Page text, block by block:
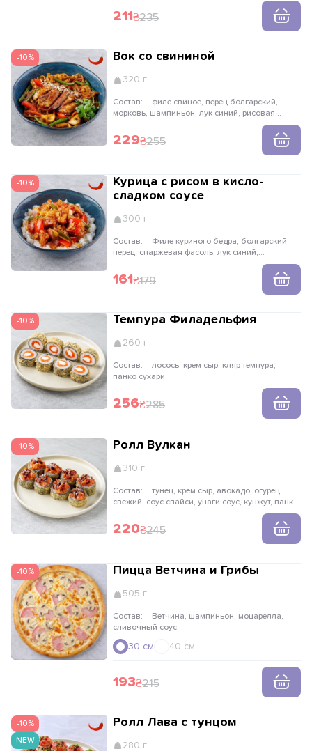
211 235
-10% Вок со свининой
320 г
Состав:
морковь, шампиньон, лук синий, рисовая
229 255
-10%
Курица с рисом в кисло-
сладком соусе
300 г
Состав:
перец, спаржевая фасоль, лук синий,
шампиньон, рис паровой, соус кисло-сладкий,
лук криспи, имбирь, чеснок
161 179
-10% Темпура Филадельфия
260 г
Состав:
панко сухари
256 285
-10% Ролл Вулкан
310 г
Состав:
свежий, соус спайси, унаги соус, кунжут, панко
220 245
-10% Пицца Ветчина и Грибы
505 г
Состав:
сливочный соус
30 см 40 см
193 215
-10%
NEW
Ролл Лава с тунцом
280 г